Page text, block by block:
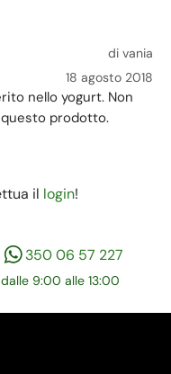
di vania
18 agosto 2018
nello yogurt. Non
prodotto.
il login!
350 06 57 227
9:00 alle 13:00